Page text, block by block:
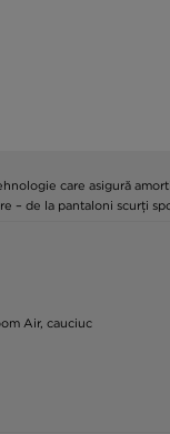
care asigură
de la pantaloni scurți
Air, cauciuc